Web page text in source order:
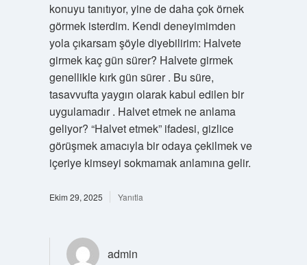
konuyu tanıtıyor, yine de daha çok örnek
görmek isterdim. Kendi deneyimimden
yola çıkarsam şöyle diyebilirim: Halvete
girmek kaç gün sürer? Halvete girmek
genellikle kırk gün sürer . Bu süre,
tasavvufta yaygın olarak kabul edilen bir
uygulamadır . Halvet etmek ne anlama
geliyor? “Halvet etmek” ifadesi, gizlice
görüşmek amacıyla bir odaya çekilmek ve
içeriye kimseyi sokmamak anlamına gelir.
Ekim 29, 2025 Yanıtla
admin